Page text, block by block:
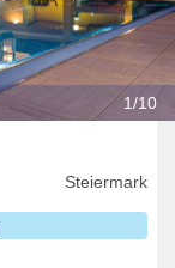
1/10
Steiermark